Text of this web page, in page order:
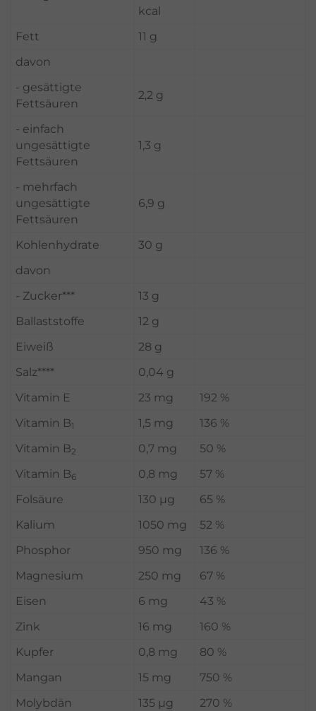
kcal
Fett
11 g
davon
- gesättigte
Fettsäuren
2,2 g
- einfach
ungesättigte
Fettsäuren
1,3 g
- mehrfach
ungesättigte
Fettsäuren
6,9 g
Kohlenhydrate
30 g
davon
- Zucker***
13 g
Ballaststoffe
12 g
Eiweiß
28 g
Salz****
0,04 g
Vitamin E
23 mg
192 %
Vitamin B 1 1,5 mg
136 %
Vitamin B2 0,7 mg
50 %
Vitamin B6 0,8 mg
57 %
Folsäure
130 µg
65 %
Kalium
1050 mg
52 %
Phosphor
950 mg
136 %
Magnesium
250 mg
67 %
Eisen
6 mg
43 %
Zink
16 mg
160 %
Kupfer
0,8 mg
80 %
Mangan
15 mg
750 %
Molybdän
135 µg 270 %